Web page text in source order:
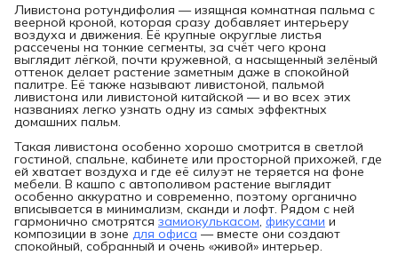
Ливистона ротундифолия — изящная комнатная пальма с
веерной кроной, которая сразу добавляет интерьеру
воздуха и движения. Её крупные округлые листья
рассечены на тонкие сегменты, за счёт чего крона
выглядит лёгкой, почти кружевной, а насыщенный зелёный
оттенок делает растение заметным даже в спокойной
палитре. Её также называют ливистоной, пальмой
ливистона или ливистоной китайской — и во всех этих
названиях легко узнать одну из самых эффектных
домашних пальм.
Такая ливистона особенно хорошо смотрится в светлой
гостиной, спальне, кабинете или просторной прихожей, где
ей хватает воздуха и где её силуэт не теряется на фоне
мебели. В кашпо с автополивом растение выглядит
особенно аккуратно и современно, поэтому органично
вписывается в минимализм, сканди и лофт. Рядом с ней
гармонично смотрятся замиокулькасом ,фикусами и
композиции в зоне для офиса — вместе они создают
спокойный, собранный и очень «живой» интерьер.